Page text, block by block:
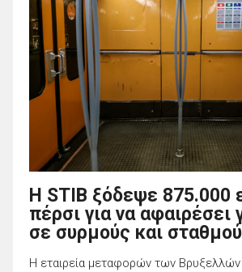
H STIB ξόδεψε 875.000
πέρσι για να αφαιρέσει
σε συρμούς και
Η εταιρεία μεταφορών των Βρυξελλών